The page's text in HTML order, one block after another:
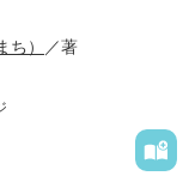
。
は壊れてしまう。
によって
った。
） ／著